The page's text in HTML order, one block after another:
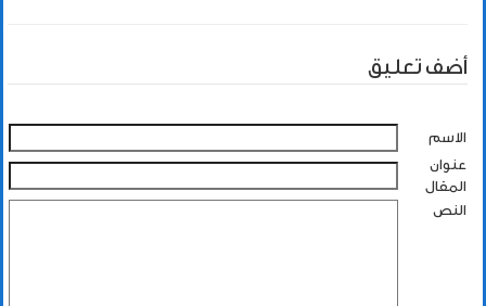
أضف تعليق
الاسم
عنوان
المقال
النص